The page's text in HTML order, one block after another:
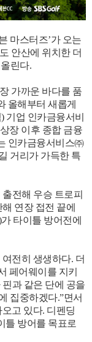
마스터즈’가 오는
안산에 위치한 더
린다.
가까운 바다를 품
올해부터 새롭게
기업 인카금융서비
장 이후 종합 금융
인카금융서비스㈜
거리가 가득한 특
전해 우승 트로피
연장 접전 끝에
타이틀 방어전에
전히 생생하다. 더
페어웨이를 지키
과 같은 단에 공을
집중하겠다.”면서
고 있다. 디펜딩
틀 방어를 목표로